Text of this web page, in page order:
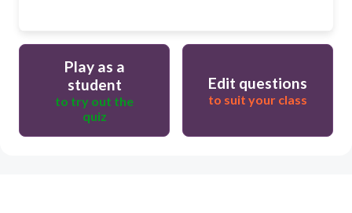
Play as a
student
to try out the
quiz
Edit questions
to suit your class